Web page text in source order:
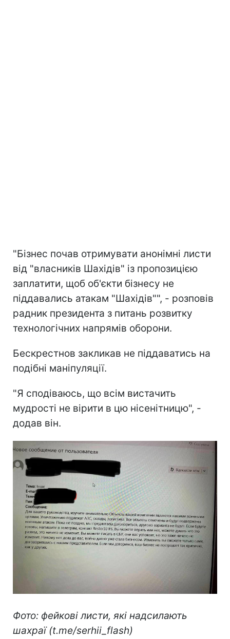
"Бізнес почав отримувати анонімні листи
від "власників Шахідів" із пропозицією
заплатити, щоб об'єкти бізнесу не
піддавались атакам "Шахідів"", - розповів
радник президента з питань розвитку
технологічних напрямів оборони.
Бескрестнов закликав не піддаватись на
подібні маніпуляції.
"Я сподіваюсь, що всім вистачить
мудрості не вірити в цю нісенітницю", -
додав він.
Фото: фейкові листи, які надсилають
шахраї (t.me/serhii_flash)